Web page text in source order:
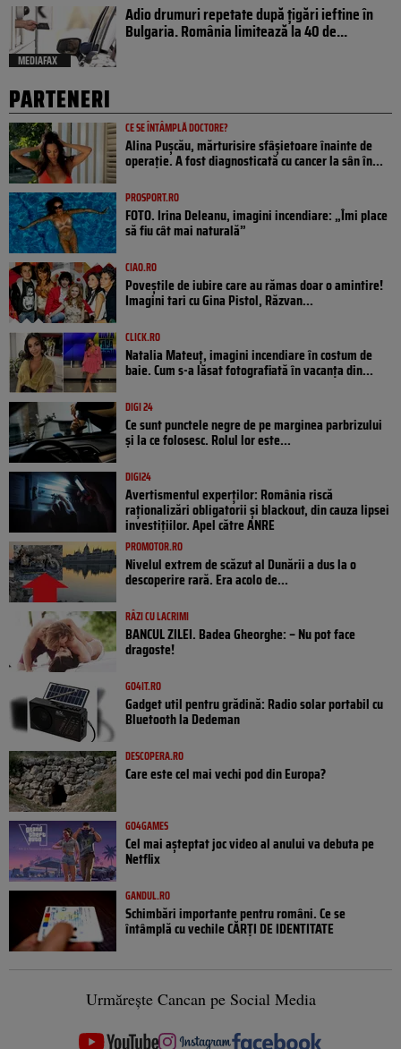
MEDIAFAX
Adio drumuri repetate după țigări ieftine în
Bulgaria. România limitează la 40 de...
PARTENERI
CE SE ÎNTÂMPLĂ DOCTORE?
Alina Pușcău, mărturisire sfâșietoare înainte de
operație. A fost diagnosticată cu cancer la sân în...
PROSPORT.RO
FOTO. Irina Deleanu, imagini incendiare: „Îmi place
să fiu cât mai naturală”
CIAO.RO
Poveştile de iubire care au rămas doar o amintire!
Imagini tari cu Gina Pistol, Răzvan...
CLICK.RO
Natalia Mateuț, imagini incendiare în costum de
baie. Cum s-a lăsat fotografiată în vacanța din...
DIGI 24
Ce sunt punctele negre de pe marginea parbrizului
și la ce folosesc. Rolul lor este...
DIGI24
Avertismentul experților: România riscă
raționalizări obligatorii și blackout, din cauza lipsei
investițiilor. Apel către ANRE
PROMOTOR.RO
Nivelul extrem de scăzut al Dunării a dus la o
descoperire rară. Era acolo de...
RÂZI CU LACRIMI
BANCUL ZILEI. Badea Gheorghe: – Nu pot face
dragoste!
GO4IT.RO
Gadget util pentru grădină: Radio solar portabil cu
Bluetooth la Dedeman
DESCOPERA.RO
Care este cel mai vechi pod din Europa?
GO4GAMES
Cel mai așteptat joc video al anului va debuta pe
Netflix
GANDUL.RO
Schimbări importante pentru români. Ce se
întâmplă cu vechile CĂRȚI DE IDENTITATE
Urmărește Cancan pe Social Media